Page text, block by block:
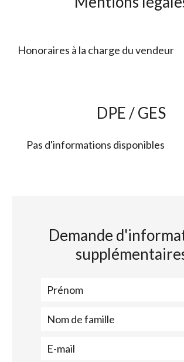
Honoraires à la charge du vendeur
DPE / GES
Pas d'informations disponibles
Demande